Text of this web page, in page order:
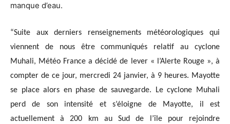
manque d’eau.
“Suite aux derniers renseignements météorologiques qui
viennent de nous être communiqués relatif au cyclone
Muhali, Météo France a décidé de lever « l’Alerte Rouge », à
compter de ce jour, mercredi 24 janvier, à 9 heures. Mayotte
se place alors en phase de sauvegarde. Le cyclone Muhali
perd de son intensité et s’éloigne de Mayotte, il est
actuellement à 200 km au Sud de l’île pour rejoindre